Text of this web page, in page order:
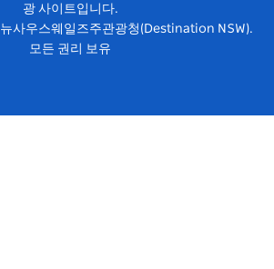
광 사이트입니다.
뉴사우스웨일즈주관광청(Destination NSW).
모든 권리 보유